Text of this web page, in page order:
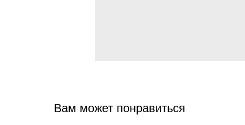
Вам может понравиться